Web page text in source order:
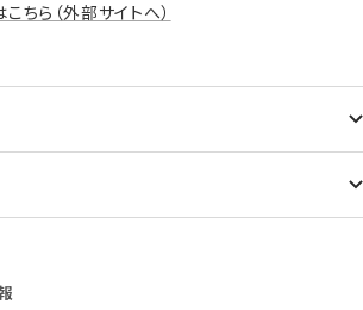
ちら（外部サイトへ）